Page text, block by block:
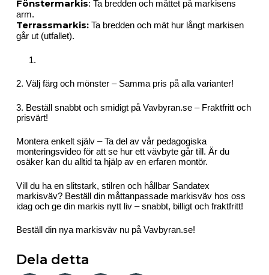
Fönstermarkis: Ta bredden och måttet på markisens
arm.
Terrassmarkis:Ta bredden och mät hur långt markisen
går ut (utfallet).
2. Välj färg och mönster – Samma pris på alla varianter!
3. Beställ snabbt och smidigt på Vavbyran.se – Fraktfritt och
prisvärt!
Montera enkelt själv – Ta del av vår pedagogiska
monteringsvideo för att se hur ett vävbyte går till. Är du
osäker kan du alltid ta hjälp av en erfaren montör.
Vill du ha en slitstark, stilren och hållbar Sandatex
markisväv? Beställ din måttanpassade markisväv hos oss
idag och ge din markis nytt liv – snabbt, billigt och fraktfritt!
Beställ din nya markisväv nu på Vavbyran.se!
Dela detta